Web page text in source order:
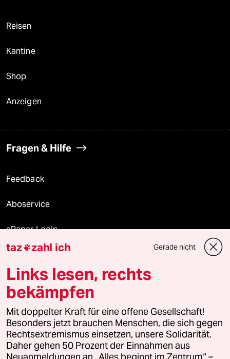
Reisen
Kantine
Shop
Anzeigen
Fragen & Hilfe
Feedback
Aboservice
ePaper Login
Downloads für Abonnierende
© 2026 taz Verlags und Vertriebs GmbH
Alle Rechte vorbehalten. Bei rechtlichen Fragen oder für Genehmigungen
wenden Sie sich bitte an
lizenzen@taz.de
Feedback Redaktionsstatut Kommune-Richtlinien
taz zahl ich Gerade nicht
Links lesen, rechts
bekämpfen
Mit doppelter Kraft für eine offene Gesellschaft!
Besonders jetzt brauchen Menschen, die sich gegen
Rechtsextremismus einsetzen, unsere Solidarität.
Daher gehen 50 Prozent der Einnahmen aus